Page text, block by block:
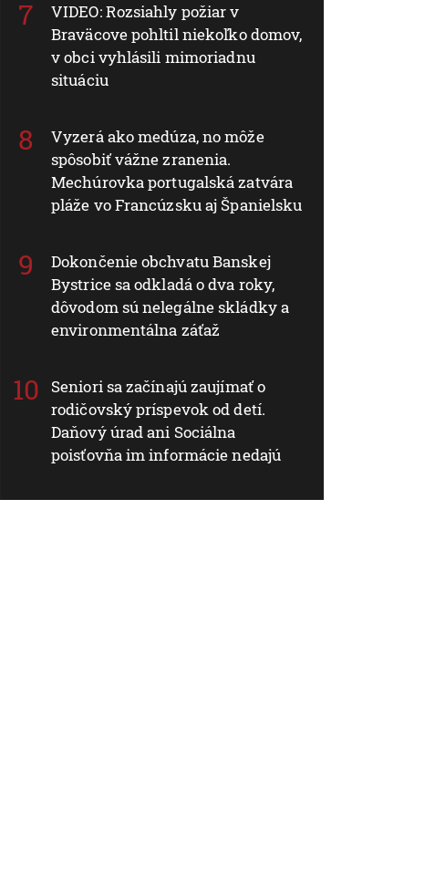
VIDEO: Rozsiahly požiar v
Braväcove pohltil niekoľko domov,
v obci vyhlásili mimoriadnu
situáciu
Vyzerá ako medúza, no môže
spôsobiť vážne zranenia.
Mechúrovka portugalská zatvára
pláže vo Francúzsku aj Španielsku
Dokončenie obchvatu Banskej
Bystrice sa odkladá o dva roky,
dôvodom sú nelegálne skládky a
environmentálna záťaž
Seniori sa začínajú zaujímať o
rodičovský príspevok od detí.
Daňový úrad ani Sociálna
poisťovňa im informácie nedajú